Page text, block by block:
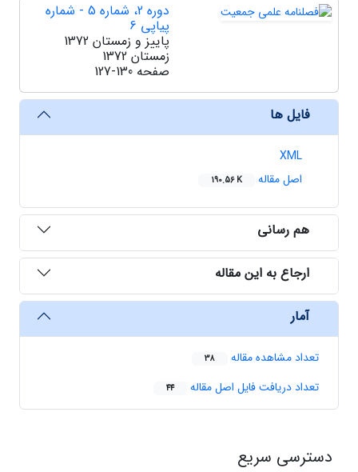
دوره 2، شماره 5 - شماره
پیاپی 6
پاییز و زمستان 1372
زمستان 1372
صفحه 127-130
فایل ها
XML
اصل مقاله
190.56 K
هم رسانی
ارجاع به این مقاله
آمار
تعداد مشاهده مقاله 38
تعداد دریافت فایل اصل مقاله 44
دسترسی سریع